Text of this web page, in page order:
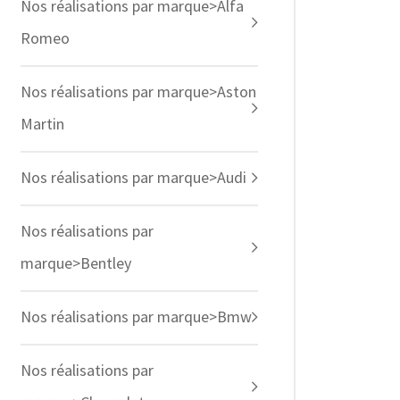
Nos réalisations par marque>Alfa
Romeo
Nos réalisations par marque>Aston
Martin
Nos réalisations par marque>Audi
Nos réalisations par
marque>Bentley
Nos réalisations par marque>Bmw
Nos réalisations par